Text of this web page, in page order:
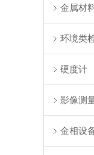
金属材
环境类
硬度计
影像测
金相设